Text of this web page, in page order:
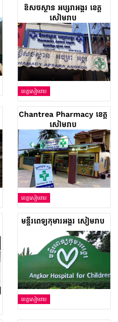
ឱសថស្ថាន អប្សរាអង្គរ ខេត្ត
សៀមរាប
ខេត្តសៀមរាប
Chantrea Pharmacy ខេត្ត
សៀមរាប
ខេត្តសៀមរាប
មន្ទីរពេទ្យកុមារអង្គរ សៀមរាប
ខេត្តសៀមរាប